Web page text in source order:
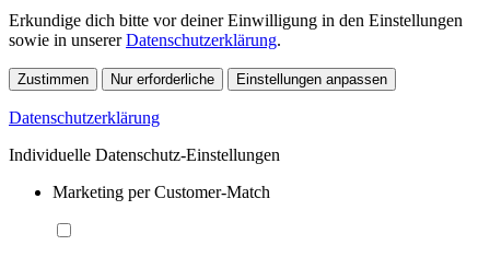
Erkundige dich bitte vor deiner Einwilligung in den Einstellungen
sowie in unsererDatenschutzerklärung.
Zustimmen Nur erforderliche Einstellungen anpassen
Datenschutzerklärung
Individuelle Datenschutz-Einstellungen
Marketing per Customer-Match